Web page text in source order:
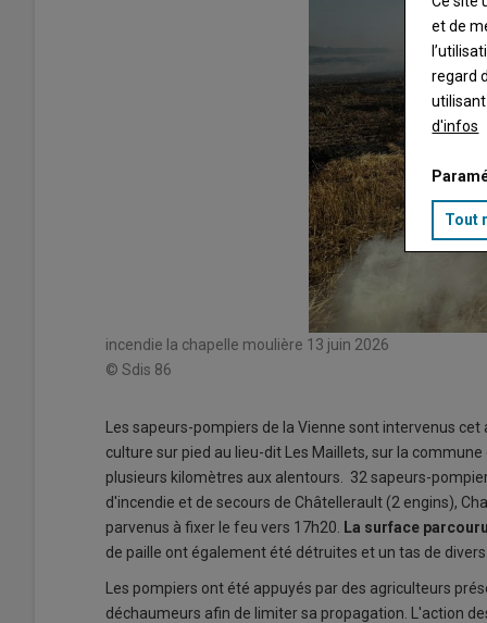
incendie la chapelle moulière 13 juin 2026
© Sdis 86
Les sapeurs-pompiers de la Vienne sont intervenus
culture sur pied au lieu-dit Les Maillets, sur la
plusieurs kilomètres aux alentours. 32 sapeurs-
d'incendie et de secours de Châtellerault (2 engins),
parvenus à fixer le feu vers 17h20.
La surface
de paille ont également été détruites et un tas de
Les pompiers ont été appuyés par des agriculteurs
déchaumeurs afin de limiter sa propagation. L'action
et de
regard
utilisant
d'infos
Tout